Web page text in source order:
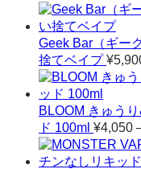
Geek Bar（ギー
捨てベイプ ¥
BLOOM きゅう
ド 100ml ¥4,050